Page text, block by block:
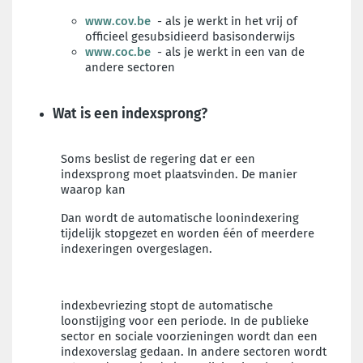
www.cov.be - als je werkt in het vrij of
officieel gesubsidieerd basisonderwijs
www.coc.be - als je werkt in een van de
andere sectoren
Wat is een indexsprong?
Soms beslist de regering dat er een
indexsprong moet plaatsvinden. De manier
waarop kan
Dan wordt de automatische loonindexering
tijdelijk stopgezet en worden één of meerdere
indexeringen overgeslagen.
indexbevriezing stopt de automatische
loonstijging voor een periode. In de publieke
sector en sociale voorzieningen wordt dan een
indexoverslag gedaan. In andere sectoren wordt